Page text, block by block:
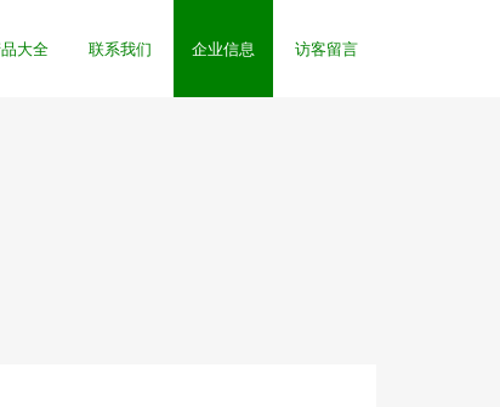
大全 联系我们 企业信息 访客留言